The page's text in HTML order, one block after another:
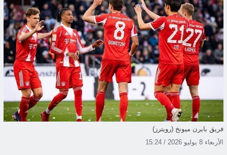
فريق بايرن ميونخ (رويترز)
الأربعاء 8 يوليو 2026 / 15:24